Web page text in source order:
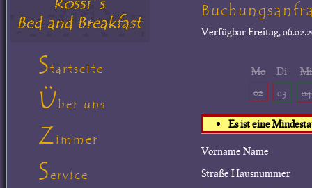
VerfügbarFreitag,
Mo
02
Di
03
Mi
04
Es ist eine
Vorname Name
Straße Hausnummer
Startseite
Über uns
Zimmer
Service